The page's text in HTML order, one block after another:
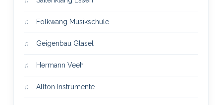
Folkwang Musikschule
Geigenbau Gläsel
Hermann Veeh
Allton Instrumente